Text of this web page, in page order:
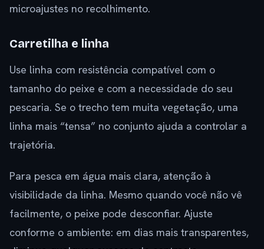
microajustes no recolhimento.
Carretilha e linha
Use linha com resistência compatível com o
tamanho do peixe e com a necessidade do seu
pescaria. Se o trecho tem muita vegetação, uma
linha mais “tensa” no conjunto ajuda a controlar a
trajetória.
Para pesca em água mais clara, atenção à
visibilidade da linha. Mesmo quando você não vê
facilmente, o peixe pode desconfiar. Ajuste
conforme o ambiente: em dias mais transparentes,